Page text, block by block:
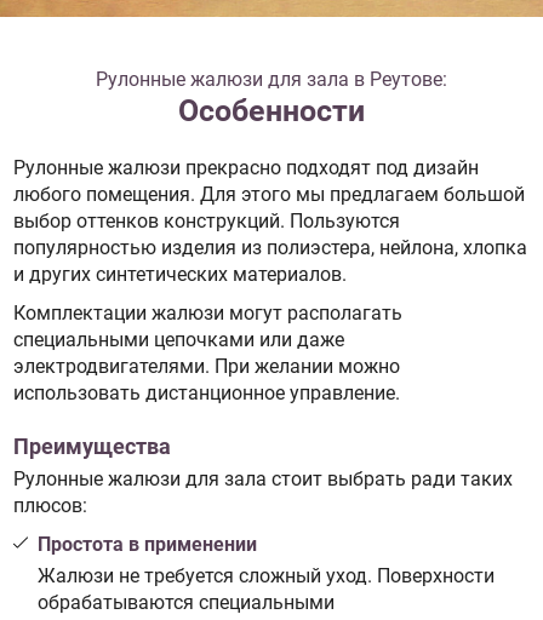
Рулонные жалюзи для зала в Реутове:
Особенности
Рулонные жалюзи прекрасно подходят под дизайн
любого помещения. Для этого мы предлагаем большой
выбор оттенков конструкций. Пользуются
популярностью изделия из полиэстера, нейлона, хлопка
и других синтетических материалов.
Комплектации жалюзи могут располагать
специальными цепочками или даже
электродвигателями. При желании можно
использовать дистанционное управление.
Преимущества
Рулонные жалюзи для зала стоит выбрать ради таких
плюсов:
Простота в применении
Жалюзи не требуется сложный уход. Поверхности
обрабатываются специальными